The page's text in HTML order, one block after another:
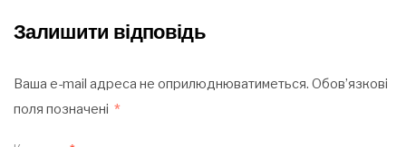
Залишити відповідь
Ваша e-mail адреса не оприлюднюватиметься. Обов’язкові
поля позначені *